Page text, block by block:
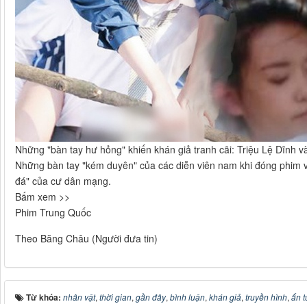
Những "bàn tay hư hỏng" khiến khán giả tranh cãi: Triệu Lệ Dĩnh
Những bàn tay "kém duyên" của các diễn viên nam khi đóng
đá" của cư dân mạng.
Bấm xem >>
Phim Trung Quốc
Theo Băng Châu (Người đưa tin)
Từ khóa: nhân vật, thời gian, gần đây, bình luận, khán giả, truyền hình, ấn